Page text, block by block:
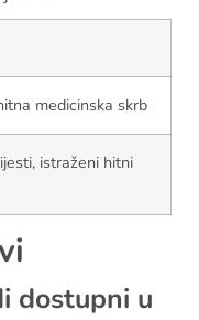
medicinska skrb
istraženi hitni
dostupni u